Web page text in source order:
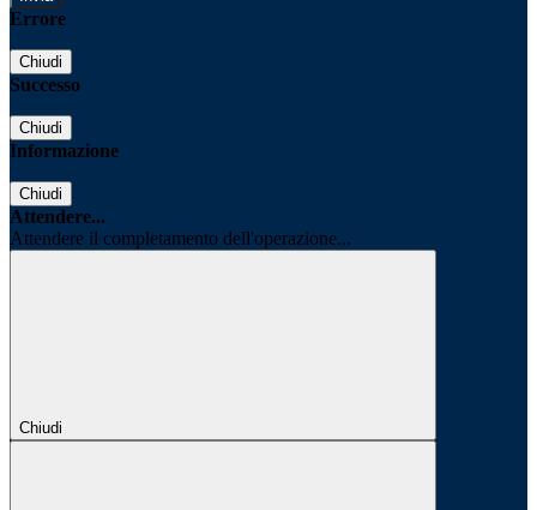
Errore
Chiudi
Successo
Chiudi
Informazione
Chiudi
Attendere...
Attendere il completamento dell'operazione...
Chiudi